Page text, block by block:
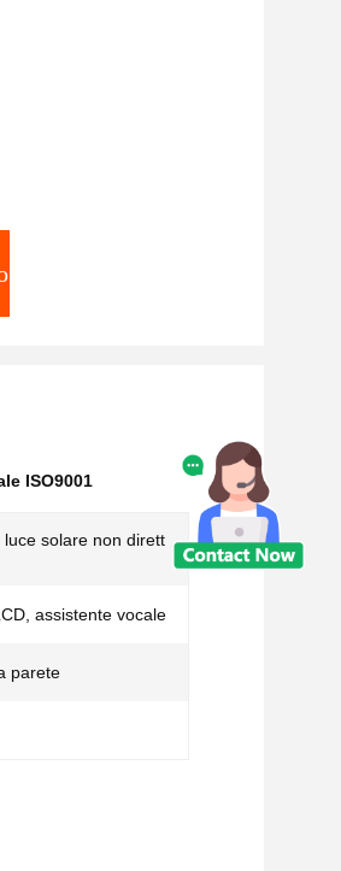
ISO9001
solare non dirett
assistente vocale
parete